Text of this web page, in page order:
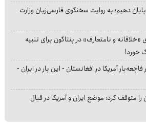
دهیم؛ به روایت سخنگوی فارسی‌زبان وزارت
و نامتعارف» در پنتاگون برای تنبیه
خورد!
فاجعه‌بار آمریکا در افغانستان - این بار در ایران -
متوقف کرد؛ موضع ایران و آمریکا در قبال